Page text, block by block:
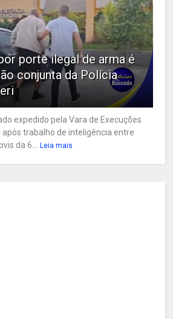
porte ilegal de arma é
conjunta da Polícia
expedido pela Vara de Execuções
trabalho de inteligência entre
da 6...
Leia mais